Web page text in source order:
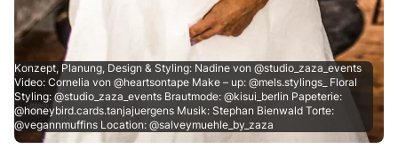
Konzept, Planung, Design & Styling: Nadine von @studio_zaza_events
Video: Cornelia von @heartsontape Make – up: @mels.stylings_ Floral
Styling: @studio_zaza_events Brautmode: @kisui_berlin Papeterie:
@honeybird.cards.tanjajuergens Musik: Stephan Bienwald Torte:
@vegannmuffins Location: @salveymuehle_by_zaza